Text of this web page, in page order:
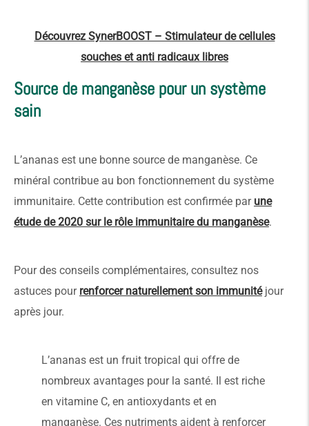
Découvrez SynerBOOST – Stimulateur de cellules
souches et anti radicaux libres
Source de manganèse pour un système
sain
L’ananas est une bonne source de manganèse. Ce
minéral contribue au bon fonctionnement du système
immunitaire. Cette contribution est confirmée par une
étude de 2020 sur le rôle immunitaire du manganèse.
Pour des conseils complémentaires, consultez nos
astuces pour renforcer naturellement son immunitéjour
après jour.
L’ananas est un fruit tropical qui offre de
nombreux avantages pour la santé. Il est riche
en vitamine C, en antioxydants et en
manganèse. Ces nutriments aident à renforcer